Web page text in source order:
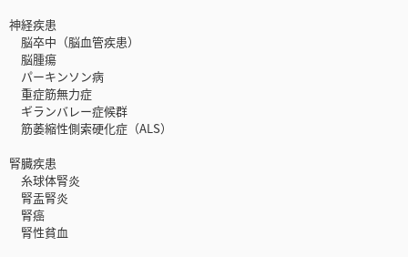
神経疾患
脳卒中（脳血管疾患）
脳腫瘍
パーキンソン病
重症筋無力症
ギランバレー症候群
筋萎縮性側索硬化症（ALS）
腎臓疾患
糸球体腎炎
腎盂腎炎
腎癌
腎性貧血